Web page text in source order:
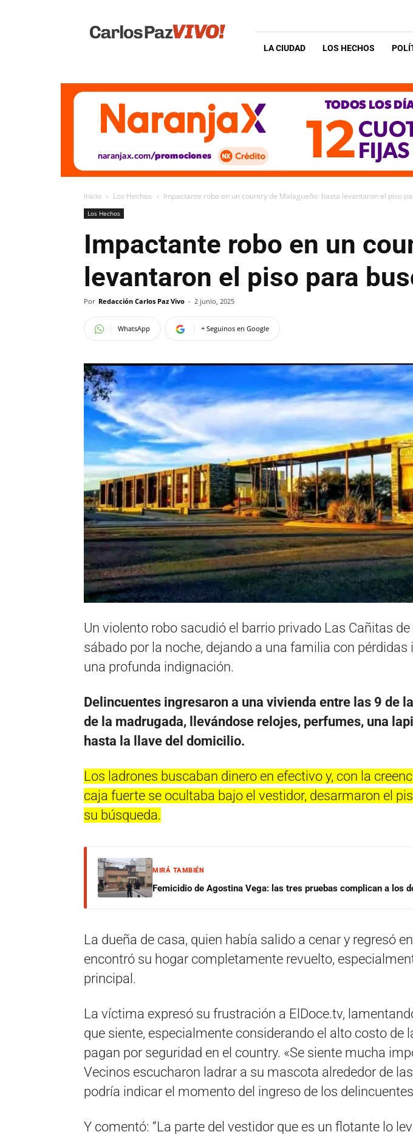
Vivo
LA CIUDAD LOS HECHOS
Inicio Los Hechos Impactante robo en un country de Malagueño: hasta levantaron el piso
Los Hechos
Impactante robo en un
levantaron el piso para
Por Redacción Carlos Paz Vivo - 2 junio, 2025
WhatsApp + Seguinos en Google
Un violento robo sacudió el barrio privado Las Cañitas
sábado por la noche, dejando a una familia con
una profunda indignación.
Delincuentes ingresaron a una vivienda entre las 9 de
de la madrugada, llevándose relojes, perfumes, una
hasta la llave del domicilio.
Los ladrones buscaban dinero en efectivo y, con la
caja fuerte se ocultaba bajo el vestidor, desarmaron el
su búsqueda.
MIRÁ TAMBIÉN
Femicidio de Agostina Vega: las tres pruebas complican a los
La dueña de casa, quien había salido a cenar y regresó
encontró su hogar completamente revuelto,
principal.
La víctima expresó su frustración a ElDoce.tv,
que siente, especialmente considerando el alto costo de
pagan por seguridad en el country. «Se siente mucha
Vecinos escucharon ladrar a su mascota alrededor de
podría indicar el momento del ingreso de los
Y comentó: “La parte del vestidor que es un flotante lo